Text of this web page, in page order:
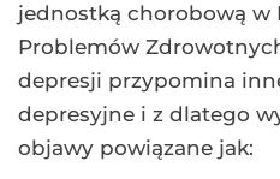
jednostką chorobową w
Problemów
depresji przypomina
depresyjne i z dlatego
objawy powiązane jak: